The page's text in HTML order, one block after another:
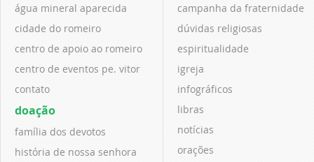
água mineral aparecida
cidade do romeiro
centro de apoio ao romeiro
centro de eventos pe. vitor
contato
doação
família dos devotos
história de nossa senhora
campanha da fraternidade
dúvidas religiosas
espiritualidade
igreja
infográficos
libras
notícias
orações